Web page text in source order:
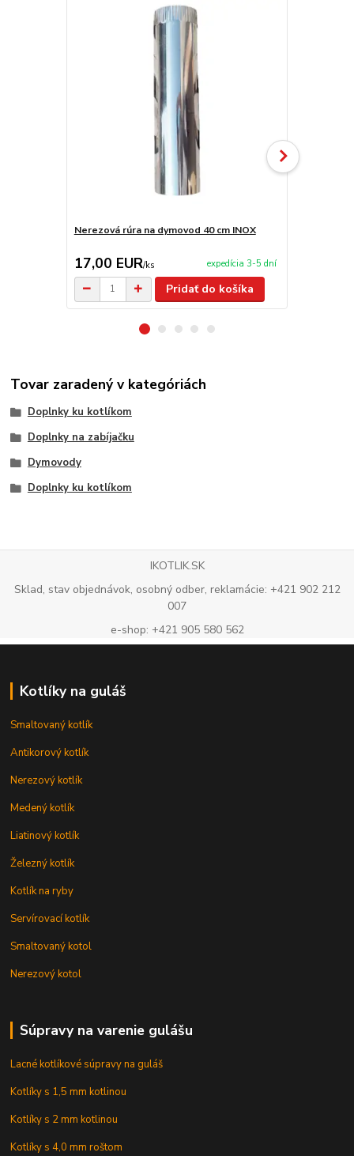
Nerezová rúra na dymovod 40 cm INOX
17,00 EUR/ks expedícia 3-5 dní
Pridať do košíka
Tovar zaradený v kategóriách
Doplnky ku kotlíkom
Doplnky na zabíjačku
Dymovody
Doplnky ku kotlíkom
IKOTLIK.SK
Sklad, stav objednávok, osobný odber, reklamácie: +421 902 212
007
e-shop: +421 905 580 562
Kotlíky na guláš
Smaltovaný kotlík
Antikorový kotlík
Nerezový kotlík
Medený kotlík
Liatinový kotlík
Železný kotlík
Kotlík na ryby
Servírovací kotlík
Smaltovaný kotol
Nerezový kotol
Súpravy na varenie gulášu
Lacné kotlíkové súpravy na guláš
Kotlíky s 1,5 mm kotlinou
Kotlíky s 2 mm kotlinou
Kotlíky s 4,0 mm roštom